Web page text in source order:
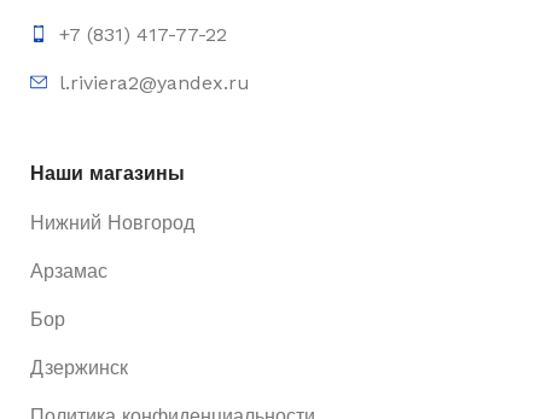
+7 (831) 417-77-22
l.riviera2@yandex.ru
Наши магазины
Нижний Новгород
Арзамас
Бор
Дзержинск